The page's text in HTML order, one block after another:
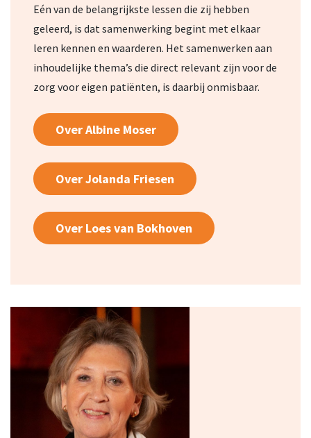
Eén van de belangrijkste lessen die zij hebben
geleerd, is dat samenwerking begint met elkaar
leren kennen en waarderen. Het samenwerken aan
inhoudelijke thema’s die direct relevant zijn voor de
zorg voor eigen patiënten, is daarbij onmisbaar.
Over Albine Moser
Over Jolanda Friesen
Over Loes van Bokhoven